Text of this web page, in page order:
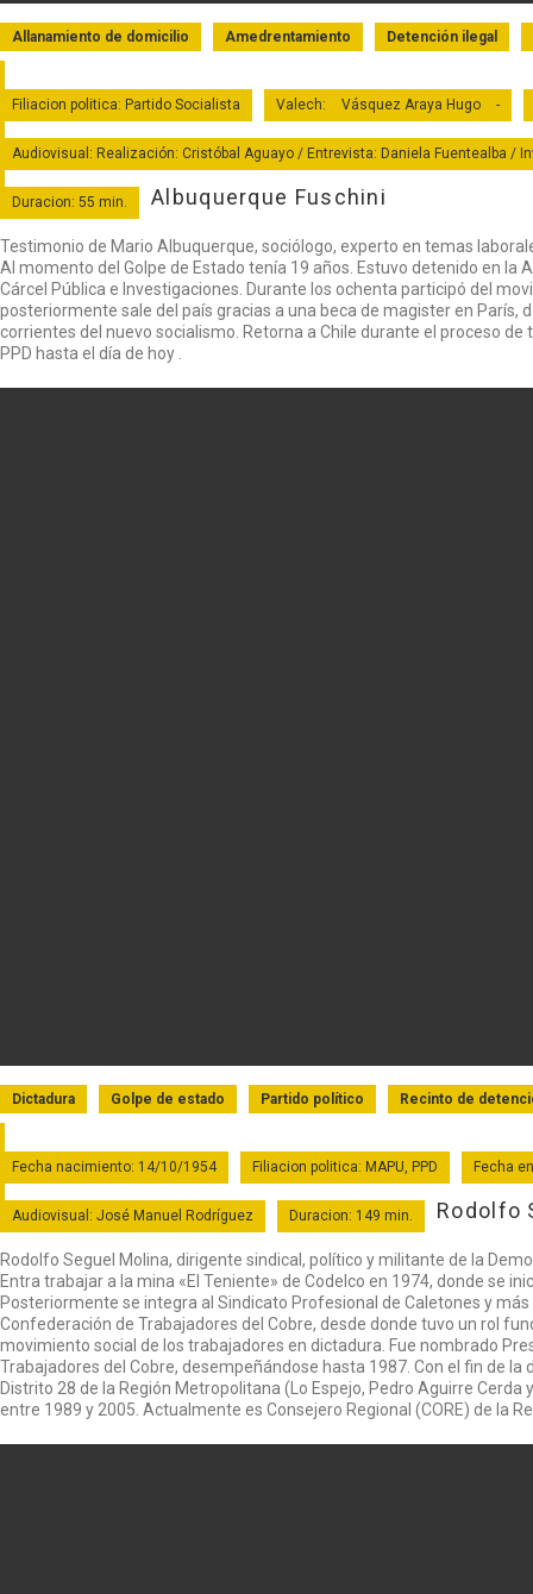
Allanamiento de domicilio Amedrentamiento Detención ilegal
Filiacion politica: Partido Socialista Valech: Vásquez Araya Hugo -
Audiovisual: Realización: Cristóbal Aguayo / Entrevista: Daniela Fuentealba /
Duracion: 55 min. Albuquerque Fuschini
Testimonio de Mario Albuquerque, sociólogo, experto en temas
Al momento del Golpe de Estado tenía 19 años. Estuvo detenido en la
Cárcel Pública e Investigaciones. Durante los ochenta participó del
posteriormente sale del país gracias a una beca de magister en París,
corrientes del nuevo socialismo. Retorna a Chile durante el proceso de
PPD hasta el día de hoy .
Dictadura Golpe de estado Partido político Recinto de
Fecha nacimiento: 14/10/1954 Filiacion politica: MAPU, PPD Fecha
Audiovisual: José Manuel Rodríguez Duracion: 149 min. Rodolfo
Rodolfo Seguel Molina, dirigente sindical, político y militante de la
Entra trabajar a la mina «El Teniente» de Codelco en 1974, donde se
Posteriormente se integra al Sindicato Profesional de Caletones y
Confederación de Trabajadores del Cobre, desde donde tuvo un rol
movimiento social de los trabajadores en dictadura. Fue nombrado
Trabajadores del Cobre, desempeñándose hasta 1987. Con el fin de
Distrito 28 de la Región Metropolitana (Lo Espejo, Pedro Aguirre Cerda
entre 1989 y 2005. Actualmente es Consejero Regional (CORE) de la